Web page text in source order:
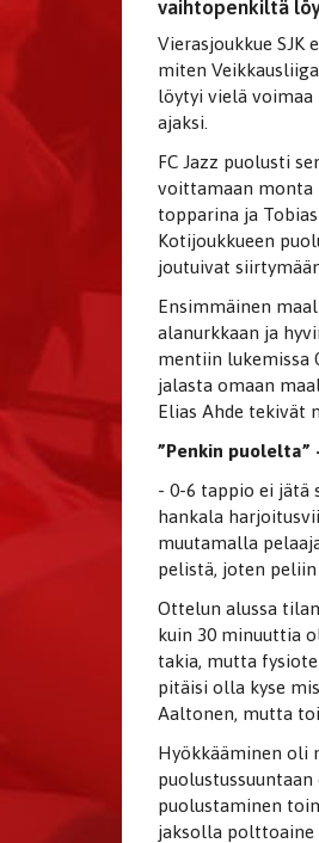
vaihtopenkiltä
Vierasjoukkue SJK
miten
löytyi vielä
ajaksi.
FC Jazz puolusti
voittamaan monta
topparina ja
Kotijoukkueen
joutuivat
Ensimmäinen
alanurkkaan ja
mentiin lukemissa
jalasta omaan
Elias Ahde tekivät
”Penkin
- 0-6 tappio ei jätä
hankala
muutamalla
pelistä, joten
Ottelun alussa
kuin 30 minuuttia
takia, mutta
pitäisi olla kyse
Aaltonen, mutta
Hyökkääminen oli
puolustaminen
jaksolla polttoaine